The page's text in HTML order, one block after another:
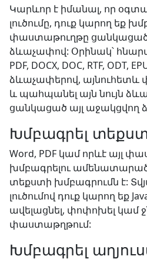
Կարևոր է իմանալ, որ
լուծումը, դուք կարող եք
փաստաթուղթը
ձևաչափով: Օրինակ՝
PDF, DOCX, DOC, RTF, ODT,
ձևաչափերով, այնուհետև
և պահպանել այն նույն
ցանկացած այլ աջակցվող
Խմբագրել
Word, PDF կամ որևէ այլ
խմբագրելու
տեքստի խմբագրումն է:
լուծումով դուք կարող եք
ավելացնել, փոփոխել կամ
փաստաթղթում:
Խմբագրել